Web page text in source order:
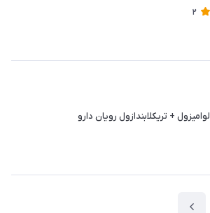
2
لوامیزول + تریکلابندازول رویان دارو